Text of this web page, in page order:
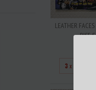
LEATHER
RISE
3 x de